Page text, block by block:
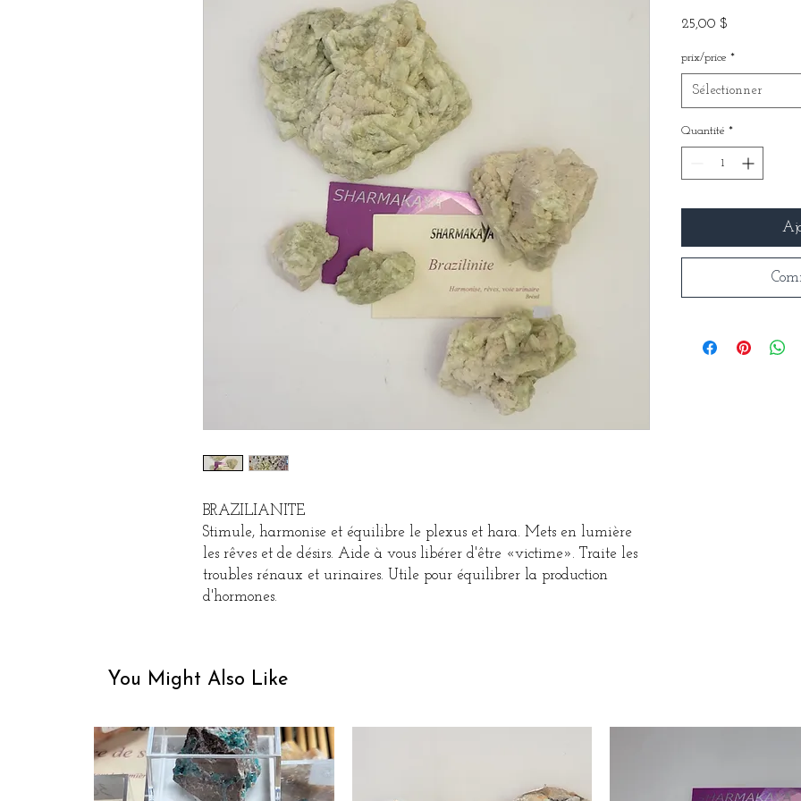
BRAZILIANITE
Stimule, harmonise et équilibre le plexus et hara. Mets en lumière
les rêves et de désirs. Aide à vous libérer d'être «victime». Traite les
troubles rénaux et urinaires. Utile pour équilibrer la production
d'hormones.
25,00 $
prix/price *
Sélectionner
Quantité *
You Might Also Like